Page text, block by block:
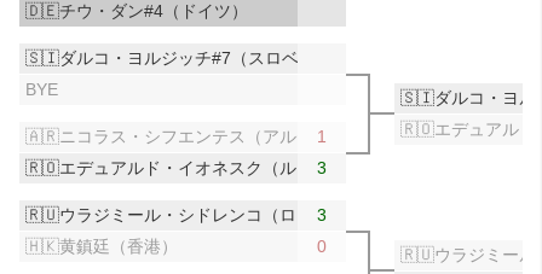
🇩🇪チウ・ダン#4（ドイツ）
🇸🇮ダルコ・ヨルジッチ#7（スロベニア）
BYE
🇦🇷ニコラス・シフエンテス（アルゼンチン）
1
🇷🇴エデュアルド・イオネスク（ルーマニア）
3
🇷🇺ウラジミール・シドレンコ（ロシア）
3
🇭🇰黄鎮廷（香港）
0
🇸🇮ダルコ・ヨル
🇷🇴エデュアルド
🇷🇺ウラジミール